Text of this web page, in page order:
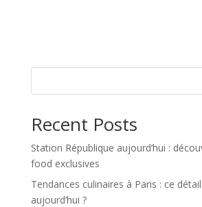
Recent Posts
Station République aujourd’hui :
food exclusives
Tendances culinaires à Paris : ce
aujourd’hui ?